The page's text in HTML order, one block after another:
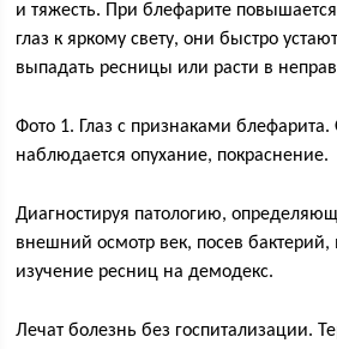
и тяжесть. При блефарите повышается
глаз к яркому свету, они быстро
выпадать ресницы или расти в
Фото 1. Глаз с признаками
наблюдается опухание, покраснение.
Диагностируя патологию,
внешний осмотр век, посев бактерий,
изучение ресниц на демодекс.
Лечат болезнь без госпитализации.